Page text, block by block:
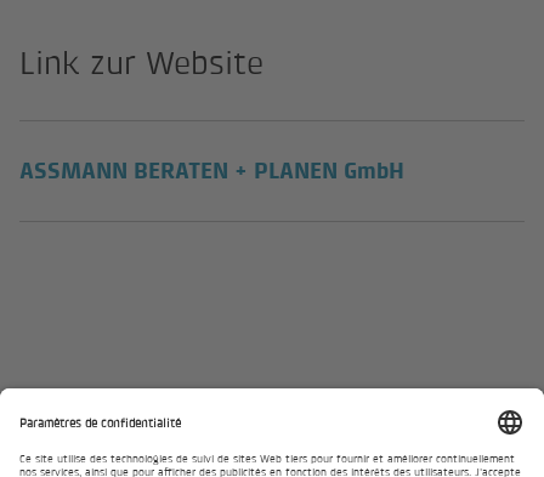
Link zur Website
ASSMANN BERATEN + PLANEN GmbH